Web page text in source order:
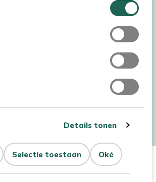
Details tonen
Oké
Selectie toestaan
In Winkelwagen